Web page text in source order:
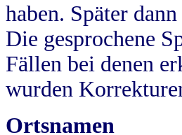
haben. Später
Die gesprochene
Fällen bei denen
wurden
Ortsnamen